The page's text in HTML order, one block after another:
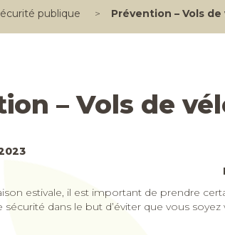
publique > Prévention – Vols de
– Vols de
estivale, il est important de prendre
dans le but d’éviter que vous soyez